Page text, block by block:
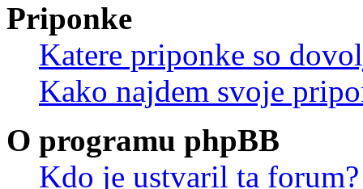
Priponke
Katere priponke so
Kako najdem svoje
O programu phpBB
Kdo je ustvaril ta forum?